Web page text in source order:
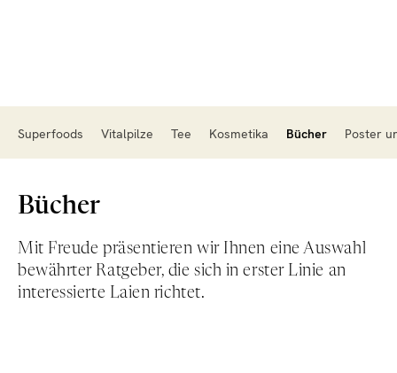
Superfoods Vitalpilze Tee Kosmetika Bücher Poster
Bücher
Mit Freude präsentieren wir Ihnen eine Auswahl
bewährter Ratgeber, die sich in erster Linie an
interessierte Laien richtet.